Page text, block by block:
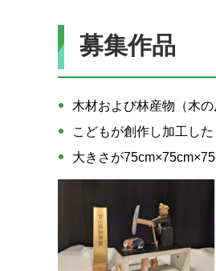
募集作品
木材および林産物（木
こどもが創作し加工し
大きさが